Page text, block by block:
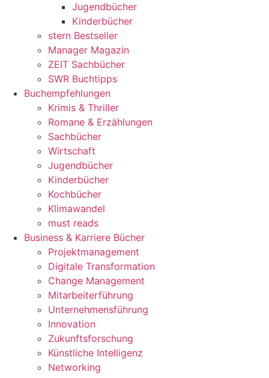
Jugendbücher
Kinderbücher
stern Bestseller
Manager Magazin
ZEIT Sachbücher
SWR Buchtipps
Buchempfehlungen
Krimis & Thriller
Romane & Erzählungen
Sachbücher
Wirtschaft
Jugendbücher
Kinderbücher
Kochbücher
Klimawandel
must reads
Business & Karriere Bücher
Projektmanagement
Digitale Transformation
Change Management
Mitarbeiterführung
Unternehmensführung
Innovation
Zukunftsforschung
Künstliche Intelligenz
Networking